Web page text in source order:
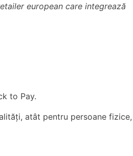
european care integrează
to Pay.
atât pentru persoane fizice,